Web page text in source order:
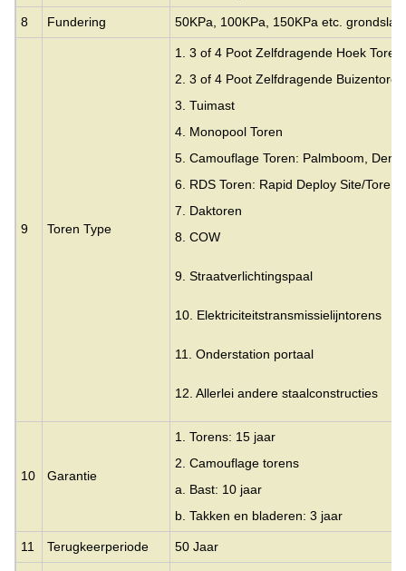
8 Fundering 50KPa, 100KPa, 150KPa etc.
9 Toren Type
1. 3 of 4 Poot Zelfdragende Hoek Toren
2. 3 of 4 Poot Zelfdragende Buizentoren
3. Tuimast
4. Monopool Toren
5. Camouflage Toren: Palmboom, Den,
6. RDS Toren: Rapid Deploy Site/Toren
7. Daktoren
8. COW
9. Straatverlichtingspaal
10. Elektriciteitstransmissielijntorens
11. Onderstation portaal
12. Allerlei andere staalconstructies
10 Garantie
1. Torens: 15 jaar
2. Camouflage torens
a. Bast: 10 jaar
b. Takken en bladeren: 3 jaar
11 Terugkeerperiode 50 Jaar